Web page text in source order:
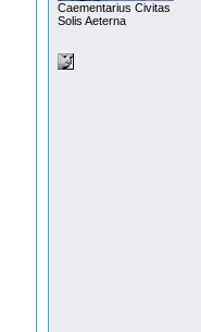
Сaementarius Civitas
Solis Aeterna